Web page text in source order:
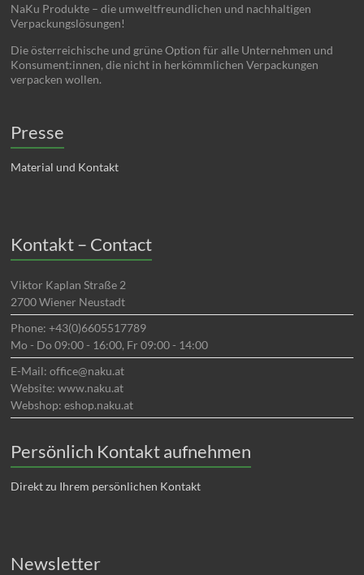
NaKu Produkte – die umweltfreundlichen und nachhaltigen
Verpackungslösungen!
Die österreichische und grüne Option für alle Unternehmen und
Konsument:innen, die nicht in herkömmlichen Verpackungen
verpacken wollen.
Presse
Material und Kontakt
Kontakt – Contact
Viktor Kaplan Straße 2
2700 Wiener Neustadt
Phone: +43(0)6605517789
Mo - Do 09:00 - 16:00, Fr 09:00 - 14:00
E-Mail: office@naku.at
Website: www.naku.at
Webshop: eshop.naku.at
Persönlich Kontakt aufnehmen
Direkt zu Ihrem persönlichen Kontakt
Newsletter